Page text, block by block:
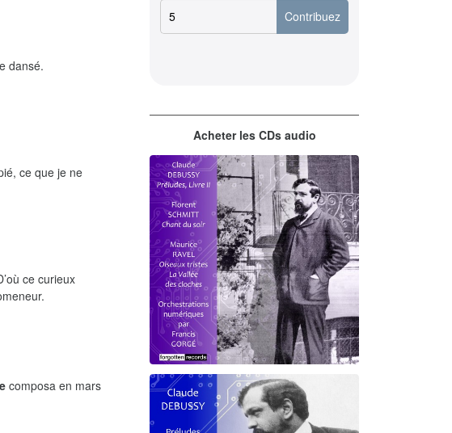
dansé.
ce que je ne
ce curieux
composa en mars
Acheter les CDs audio
Debussy - Schmitt - Ravel
orchestrations numériques par